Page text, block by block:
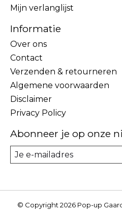
Mijn verlanglijst
Informatie
Over ons
Contact
Verzenden & retourneren
Algemene voorwaarden
Disclaimer
Privacy Policy
Abonneer je op onze
© Copyright 2026 Pop-up